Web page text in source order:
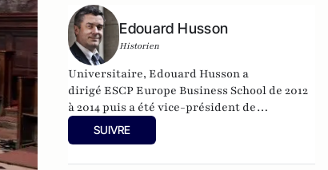
Edouard Husson
Historien
Universitaire, Edouard Husson a
dirigéESCP Europe Business School de 2012
à 2014puis a été vice-président de
l’Université Paris Sciences & Lettres (
Il est actuellement professeur à l’Institut
SUIVRE